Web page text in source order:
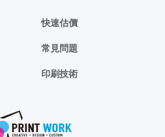
快速估價
常見問題
印刷技術